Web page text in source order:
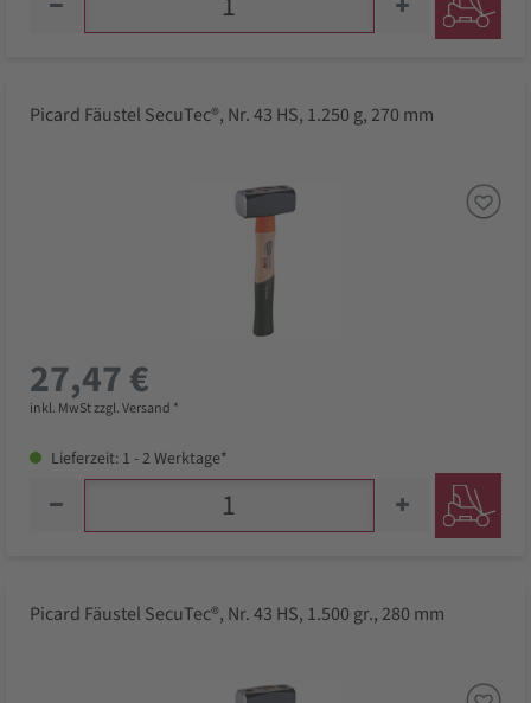
Picard Fäustel SecuTec®, Nr. 43 HS, 1.250 g, 270 mm
27,47 €
inkl. MwSt zzgl. Versand *
Lieferzeit: 1 - 2 Werktage*
Picard Fäustel SecuTec®, Nr. 43 HS, 1.500 gr., 280 mm